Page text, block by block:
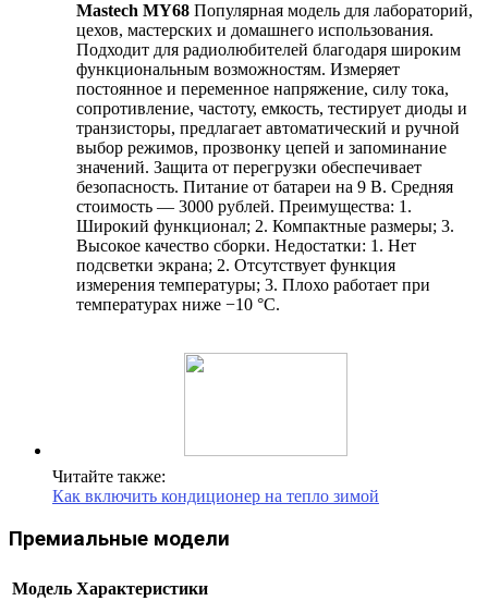
Mastech MY68 Популярная модель для лабораторий,
цехов, мастерских и домашнего использования.
Подходит для радиолюбителей благодаря широким
функциональным возможностям. Измеряет
постоянное и переменное напряжение, силу тока,
сопротивление, частоту, емкость, тестирует диоды и
транзисторы, предлагает автоматический и ручной
выбор режимов, прозвонку цепей и запоминание
значений. Защита от перегрузки обеспечивает
безопасность. Питание от батареи на 9 В. Средняя
стоимость — 3000 рублей. Преимущества: 1.
Широкий функционал; 2. Компактные размеры; 3.
Высокое качество сборки. Недостатки: 1. Нет
подсветки экрана; 2. Отсутствует функция
измерения температуры; 3. Плохо работает при
температурах ниже −10 °С.
Читайте также:
Как включить кондиционер на тепло зимой
Премиальные модели
Модель Характеристики